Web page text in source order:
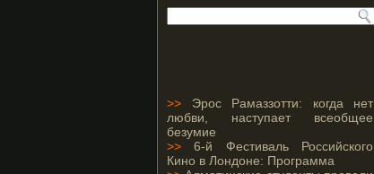
>> Эрос Рамаззотти: когда нет
любви, наступает всеобщее
безумие
>> 6-й Фестиваль Российского
Кино в Лондоне: Программа